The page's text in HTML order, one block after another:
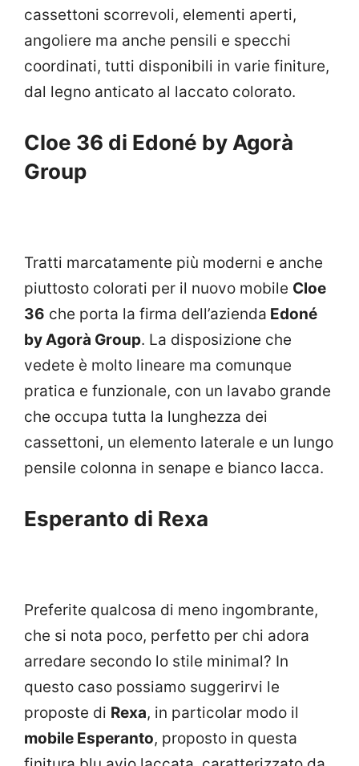
cassettoni scorrevoli, elementi aperti,
angoliere ma anche pensili e specchi
coordinati, tutti disponibili in varie finiture,
dal legno anticato al laccato colorato.
Cloe 36 di Edoné by Agorà
Group
Tratti marcatamente più moderni e anche
piuttosto colorati per il nuovo mobile Cloe
36 che porta la firma dell’azienda Edoné
by Agorà Group. La disposizione che
vedete è molto lineare ma comunque
pratica e funzionale, con un lavabo grande
che occupa tutta la lunghezza dei
cassettoni, un elemento laterale e un lungo
pensile colonna in senape e bianco lacca.
Esperanto di Rexa
Preferite qualcosa di meno ingombrante,
che si nota poco, perfetto per chi adora
arredare secondo lo stile minimal? In
questo caso possiamo suggerirvi le
proposte di Rexa, in particolar modo il
mobile Esperanto, proposto in questa